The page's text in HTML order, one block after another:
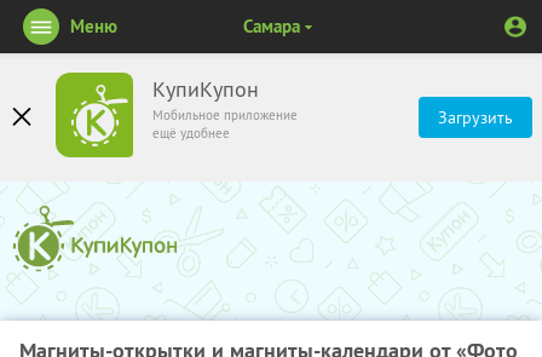
КупиКупон
Мобильное приложение
ещё удобнее
Загрузить
Меню Самара
Магниты-открытки и магниты-календари от «Фото